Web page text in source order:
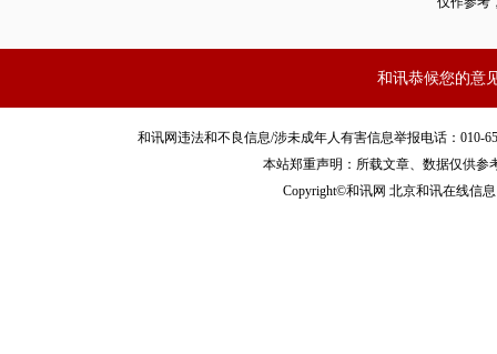
和讯恭候您的意
和讯网违法和不良信息/涉未成年人有害信息举报电话：010-
本站郑重声明：所载文章、数据仅供参
Copyright©和讯网 北京和讯在线信